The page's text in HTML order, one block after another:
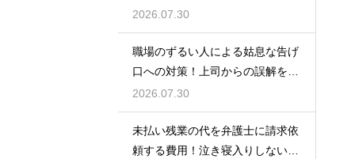
底解説
2026.07.30
職場のずるい人による姑息な告げ
口への対策！上司からの誤解を解
いて自分の身の潔白を証明する手
順
2026.07.30
未払い残業の代を弁護士に請求依
頼する費用！泣き寝入りしないた